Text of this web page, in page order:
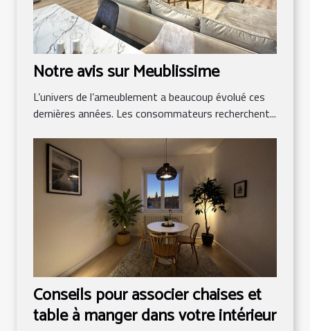
Notre avis sur Meublissime
L’univers de l’ameublement a beaucoup évolué ces
dernières années. Les consommateurs recherchent...
Conseils pour associer chaises et
table à manger dans votre intérieur